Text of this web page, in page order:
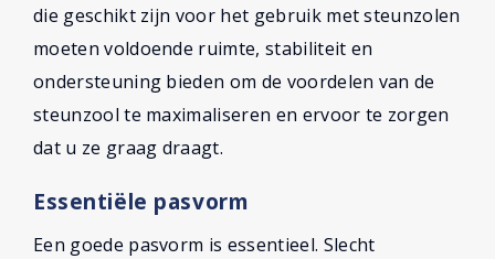
die geschikt zijn voor het gebruik met steunzolen
moeten voldoende ruimte, stabiliteit en
ondersteuning bieden om de voordelen van de
steunzool te maximaliseren en ervoor te zorgen
dat u ze graag draagt.
Essentiële pasvorm
Een goede pasvorm is essentieel. Slecht